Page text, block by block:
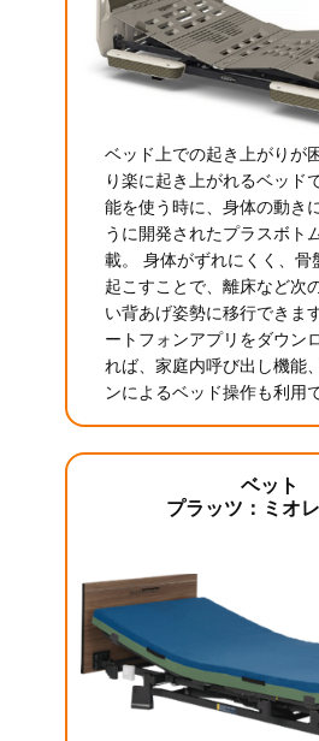
ベッド上での起き上がりが
り楽に起き上がれるベッド
能を使う時に、身体の動き
うに開発されたプラスボト
載。 身体がずれにくく、骨
起こすことで、離床など次
い背あげ姿勢に移行できま
ートフォンアプリをダウン
れば、家庭内呼び出し機能
ンによるベッド操作も利用
ベット
プラッツ：ミオ